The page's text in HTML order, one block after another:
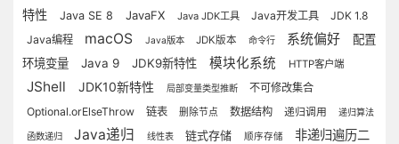
特性
Java SE 8 JavaFX Java JDK工具 Java开发工具
JDK 1.8
Java编程
macOS Java版本 JDK版本 命令行 系统偏好
配置
环境变量
Java 9 JDK9新特性 模块化系统 HTTP客户端
JShell JDK10新特性 局部变量类型推断
不可修改集合
Optional.orElseThrow
链表 删除节点 数据结构 递归调用 递归算法
函数递归 Java递归 线性表 链式存储 顺序存储
非递归遍历二